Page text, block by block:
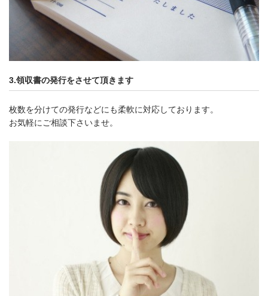
3.領収書の発行をさせて頂きます
枚数を分けての発行などにも柔軟に対応しております。
お気軽にご相談下さいませ。